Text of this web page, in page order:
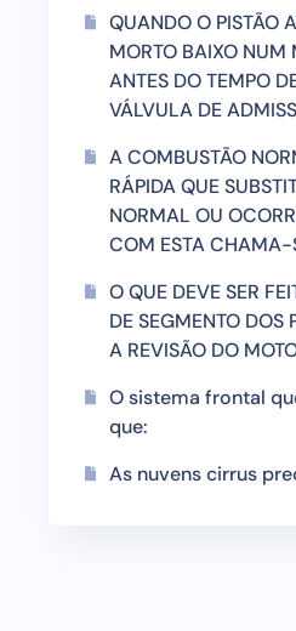
QUANDO O PISTÃO
MORTO BAIXO NUM
ANTES DO TEMPO
VÁLVULA DE
A COMBUSTÃO
RÁPIDA QUE
NORMAL OU
COM ESTA CHAMA-
O QUE DEVE SER
DE SEGMENTO DOS
A REVISÃO DO
O sistema frontal
que:
As nuvens cirrus